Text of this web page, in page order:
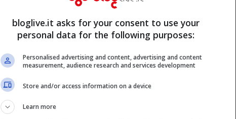
bloglive.it asks for your consent to use your
personal data for the following purposes:
Personalised advertising and content, advertising and content
measurement, audience research and services development
Store and/or access information on a device
Learn more